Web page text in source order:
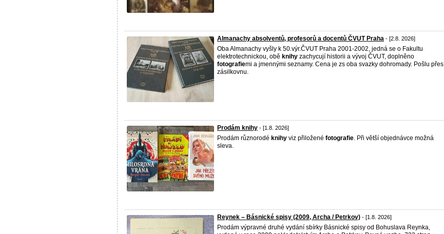
Almanachy absolventů, profesorů a docentů ČVUT Praha - [2.8. 2026]
Oba Almanachy vyšly k 50.výr.ČVUT Praha 2001-2002, jedná se o Fakultu
elektrotechnickou, obě knihy zachycují historii a vývoj ČVUT, doplněno
fotografiemi a jmennými seznamy. Cena je zs oba svazky dohromady. Pošlu přes
zásilkovnu.
Prodám knihy - [1.8. 2026]
Prodám různorodé knihy viz přiložené fotografie. Při větší objednávce možná
sleva.
Reynek – Básnické spisy (2009, Archa / Petrkov) - [1.8. 2026]
Prodám výpravné druhé vydání sbírky Básnické spisy od Bohuslava Reynka,